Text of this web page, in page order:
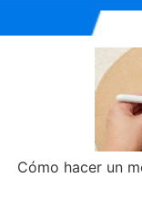
Cómo hacer un